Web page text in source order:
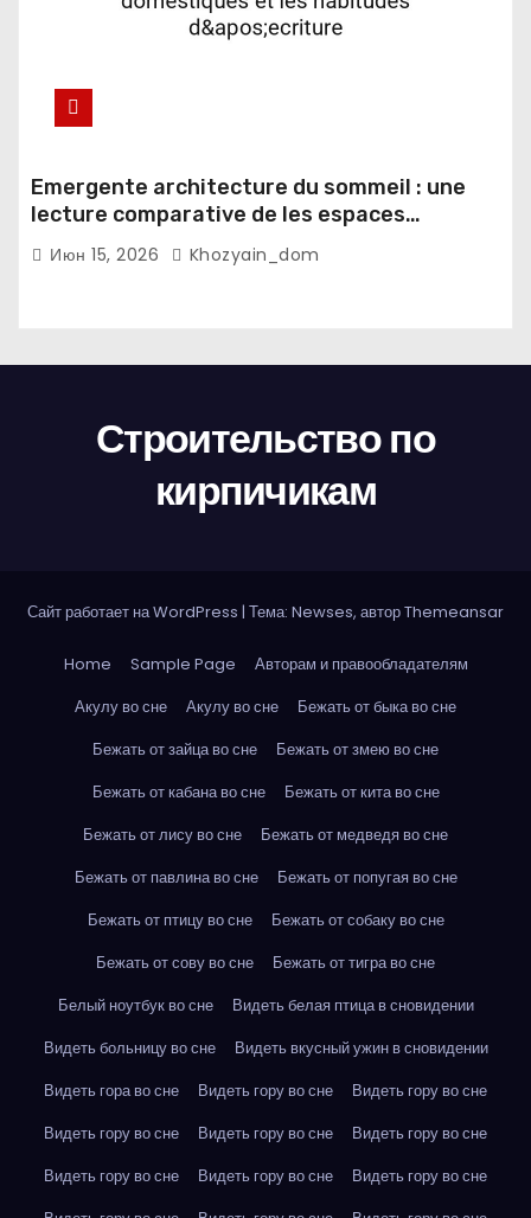
Emergente architecture du sommeil : une
lecture comparative de les espaces
domestiques et les habitudes d'ecriture
Июн 15, 2026 Khozyain_dom
Строительство по
кирпичикам
Сайт работает на WordPress | Тема: Newses, авторThemeansar
Home Sample Page
Авторам и правообладателям
Акулу во сне
Акулу во сне
Бежать от быка во сне
Бежать от зайца во сне
Бежать от змею во сне
Бежать от кабана во сне
Бежать от кита во сне
Бежать от лису во сне
Бежать от медведя во сне
Бежать от павлина во сне
Бежать от попугая во сне
Бежать от птицу во сне
Бежать от собаку во сне
Бежать от сову во сне
Бежать от тигра во сне
Белый ноутбук во сне
Видеть белая птица в сновидении
Видеть больницу во сне
Видеть вкусный ужин в сновидении
Видеть гора во сне
Видеть гору во сне
Видеть гору во сне
Видеть гору во сне
Видеть гору во сне
Видеть гору во сне
Видеть гору во сне
Видеть гору во сне
Видеть гору во сне